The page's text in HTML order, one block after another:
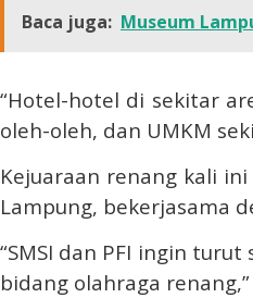
Baca juga: Museum
“Hotel-hotel di sekitar
oleh-oleh, dan UMKM
Kejuaraan renang kali
Lampung, bekerjasama
“SMSI dan PFI ingin
bidang olahraga